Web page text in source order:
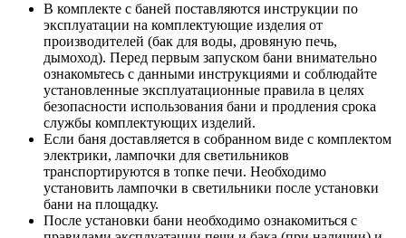
В комплекте с баней поставляются инструкции по
эксплуатации на комплектующие изделия от
производителей (бак для воды, дровяную печь,
дымоход). Перед первым запуском бани внимательно
ознакомьтесь с данными инструкциями и соблюдайте
установленные эксплуатационные правила в целях
безопасности использования бани и продления срока
службы комплектующих изделий.
Если баня доставляется в собранном виде с комплектом
электрики, лампочки для светильников
транспортируются в топке печи. Необходимо
установить лампочки в светильники после установки
бани на площадку.
После установки бани необходимо ознакомиться с